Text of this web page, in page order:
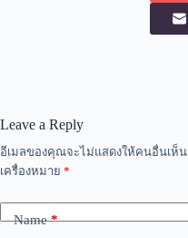
Leave a Reply
อีเมลของคุณจะไม่แสดงให้คนอื่นเห็น
เครื่องหมาย *
Name*